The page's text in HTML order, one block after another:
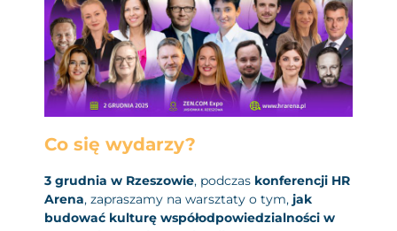
Co się wydarzy?
3 grudnia w Rzeszowie, podczas konferencji HR
Arena, zapraszamy na warsztaty o tym, jak
budować kulturę współodpowiedzialności w